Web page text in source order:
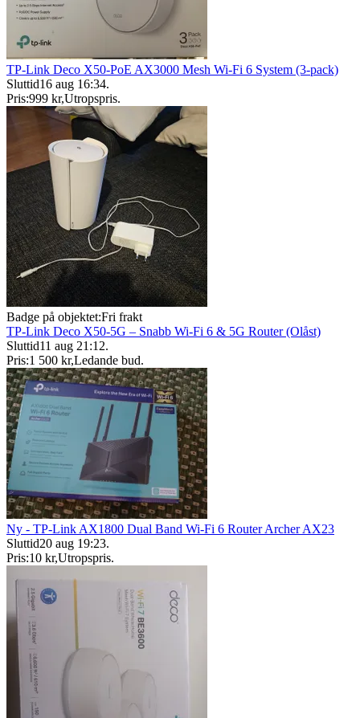
TP-Link Deco X50-PoE AX3000 Mesh Wi-Fi 6 System (3-pack)
Sluttid16 aug 16:34.
Pris:999 kr,Utropspris.
Badge på objektet:Fri frakt
TP-Link Deco X50-5G – Snabb Wi-Fi 6 & 5G Router (Olåst)
Sluttid11 aug 21:12.
Pris:1 500 kr,Ledande bud.
Ny - TP-Link AX1800 Dual Band Wi-Fi 6 Router Archer AX23
Sluttid20 aug 19:23.
Pris:10 kr,Utropspris.